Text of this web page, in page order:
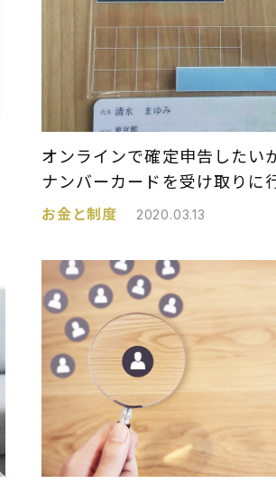
オンラインで確定申告したい
ナンバーカードを受け取りに
お金と制度 2020.03.13